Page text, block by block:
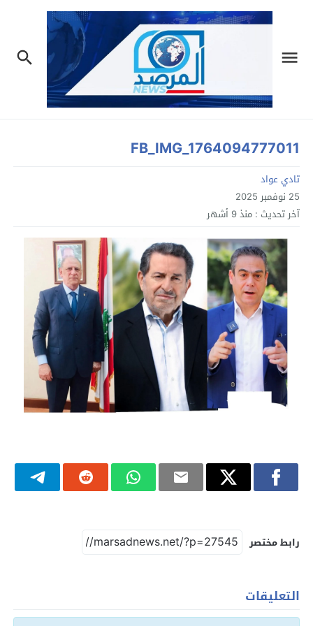
FB_IMG_1764094777011
تادي عواد
25 نوفمبر 2025
آخر تحديث : منذ 9 أشهر
رابط مختصر
التعليقات